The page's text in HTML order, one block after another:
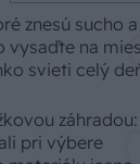
znesú sucho a
vysaďte na
svieti celý
záhradou:
pri výbere